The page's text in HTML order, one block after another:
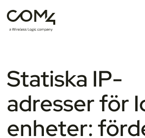
Statiska IP-
adresser för
enheter: